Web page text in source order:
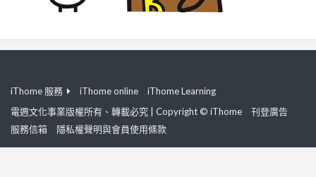
iThome 服務 iThome online
iThome Learning
電週文化事業版權所有、轉載必究 | Copyright © iThome
刊登廣告
服務信箱
隱私權聲明與會員使用條款